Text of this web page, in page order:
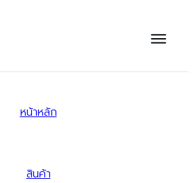
หน้าหลัก
สินค้า